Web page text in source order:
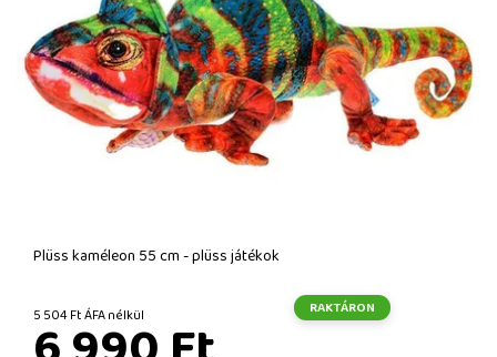
Plüss kaméleon 55 cm - plüss játékok
5 504 Ft ÁFA nélkül RAKTÁRON